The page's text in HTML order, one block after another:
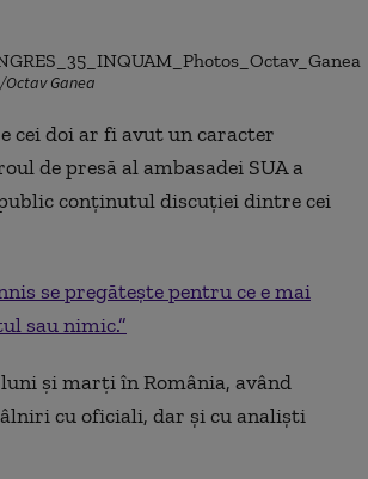
Ganea
cei doi ar fi avut un caracter
de presă al ambasadei SUA a
conținutul discuției dintre cei
se pregătește pentru ce e mai
sau nimic.”
şi marţi în România, având
cu oficiali, dar şi cu analişti